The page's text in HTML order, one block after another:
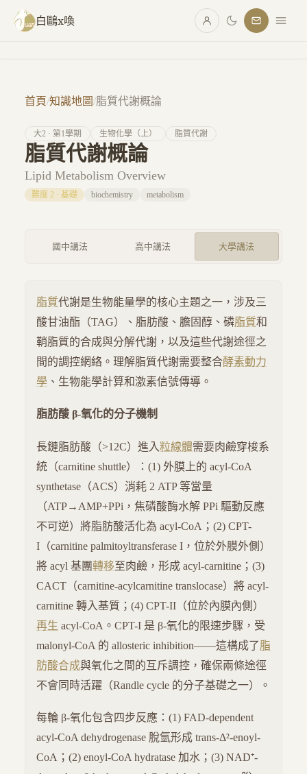
跳至主要內容
白鷗x喚
首頁/知識地圖/脂質代謝概論
大2 · 第1學期 生物化學（上） 脂質代謝
脂質代謝概論
Lipid Metabolism Overview
難度 2 · 基礎 biochemistry metabolism
國中講法 高中講法 大學講法
脂質代謝是生物能量學的核心主題之一，涉及三
酸甘油酯（TAG）、脂肪酸、膽固醇、磷脂質和
鞘脂質的合成與分解代謝，以及這些代謝途徑之
間的調控網絡。理解脂質代謝需要整合酵素動力
學 、生物能學計算和激素信號傳導。
脂肪酸 β-氧化的分子機制
長鏈脂肪酸（>12C）進入粒線體需要肉鹼穿梭系
統（carnitine shuttle）：(1) 外膜上的 acyl-CoA
synthetase（ACS）消耗 2 ATP 等當量
（ATP→AMP+PPi，焦磷酸酶水解 PPi 驅動反應
不可逆）將脂肪酸活化為 acyl-CoA；(2) CPT-
I（carnitine palmitoyltransferase I，位於外膜外側）
將 acyl 基團轉移至肉鹼，形成 acyl-carnitine；(3)
CACT（carnitine-acylcarnitine translocase）將 acyl-
carnitine 轉入基質；(4) CPT-II（位於內膜內側）
再生 acyl-CoA。CPT-I 是 β-氧化的限速步驟，受
malonyl-CoA 的 allosteric inhibition——這構成了脂
肪酸合成與氧化之間的互斥調控，確保兩條途徑
不會同時活躍（Randle cycle 的分子基礎之一）。
每輪 β-氧化包含四步反應：(1) FAD-dependent
acyl-CoA dehydrogenase 脫氫形成 trans-Δ²-enoyl-
CoA；(2) enoyl-CoA hydratase 加水；(3) NAD⁺-